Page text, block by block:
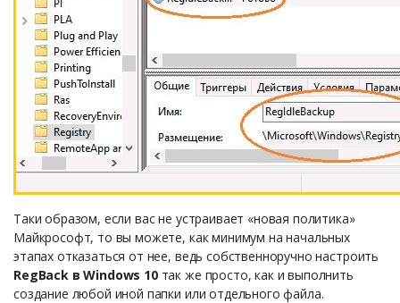
Таки образом, если вас не устраивает «новая политика»
Майкрософт, то вы можете, как минимум на начальных
этапах отказаться от нее, ведь собственноручно настроить
RegBack в Windows 10так же просто, как и выполнить
создание любой иной папки или отдельного файла.